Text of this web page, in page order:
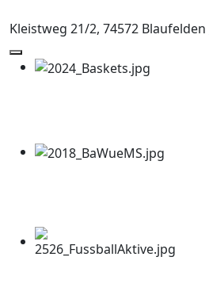
Kleistweg 21/2, 74572 Blaufelden
Mobile Menu Toggle